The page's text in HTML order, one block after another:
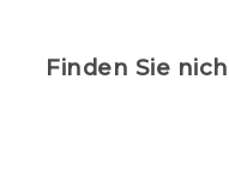
Finden Sie